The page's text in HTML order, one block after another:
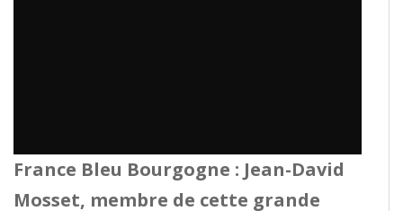
France Bleu Bourgogne : Jean-David
Mosset, membre de cette grande